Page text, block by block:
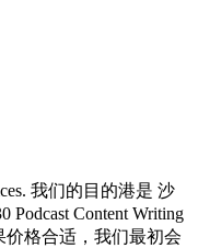
我们的目的港是 沙
Podcast Content Writing
价格合适，我们最初会